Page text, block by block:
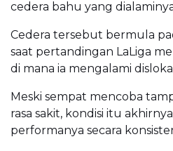
cedera bahu yang
Cedera tersebut bermula
saat pertandingan LaLiga
di mana ia mengalami
Meski sempat mencoba
rasa sakit, kondisi itu
performanya secara